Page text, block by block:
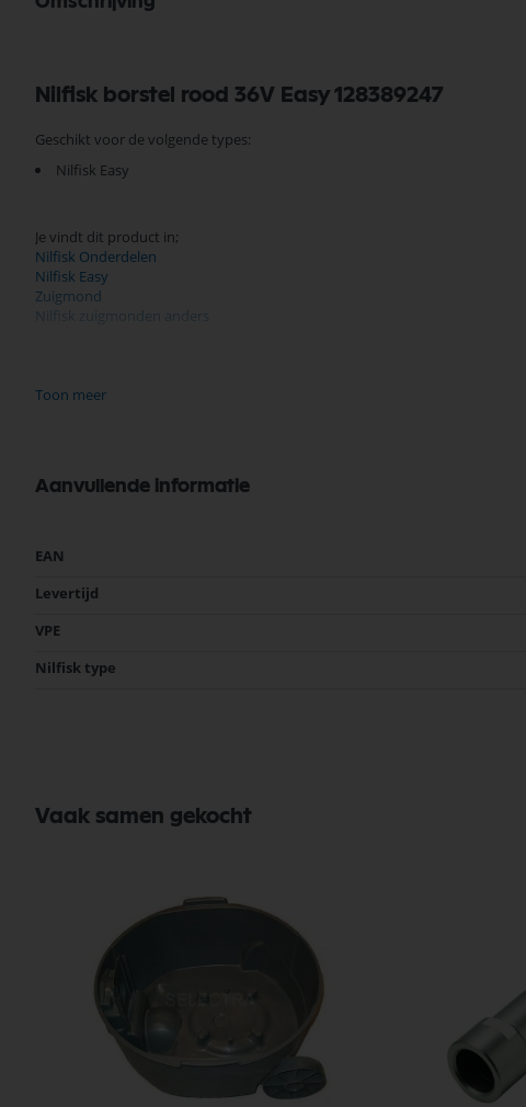
Nilfisk borstel rood 36V Easy 128389247
Geschikt voor de volgende types:
Nilfisk Easy
Je vindt dit product in;
Nilfisk Onderdelen
Nilfisk Easy
Zuigmond
Nilfisk zuigmonden anders
scherpe prijzen, en snelle levering. Ontdek de kwaliteit en
Toon meer
Aanvullende informatie
Meer
EAN
Levertijd
VPE
Nilfisk type
Vaak samen gekocht